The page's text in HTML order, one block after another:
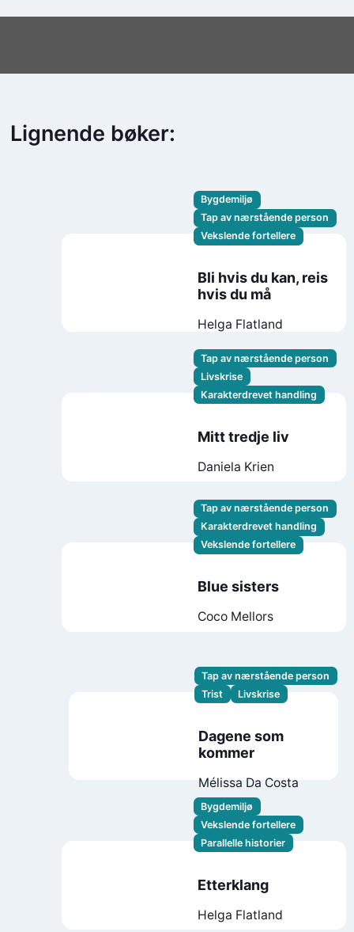
Lignende bøker:
Bygdemiljø
Tap av nærstående person
Vekslende fortellere
Bli hvis du kan, reis
hvis du må
Helga Flatland
Tap av nærstående person
Livskrise
Karakterdrevet handling
Mitt tredje liv
Daniela Krien
Tap av nærstående person
Karakterdrevet handling
Vekslende fortellere
Blue sisters
Coco Mellors
Tap av nærstående person
Trist
Livskrise
Dagene som
kommer
Mélissa Da Costa
Bygdemiljø
Vekslende fortellere
Parallelle historier
Etterklang
Helga Flatland